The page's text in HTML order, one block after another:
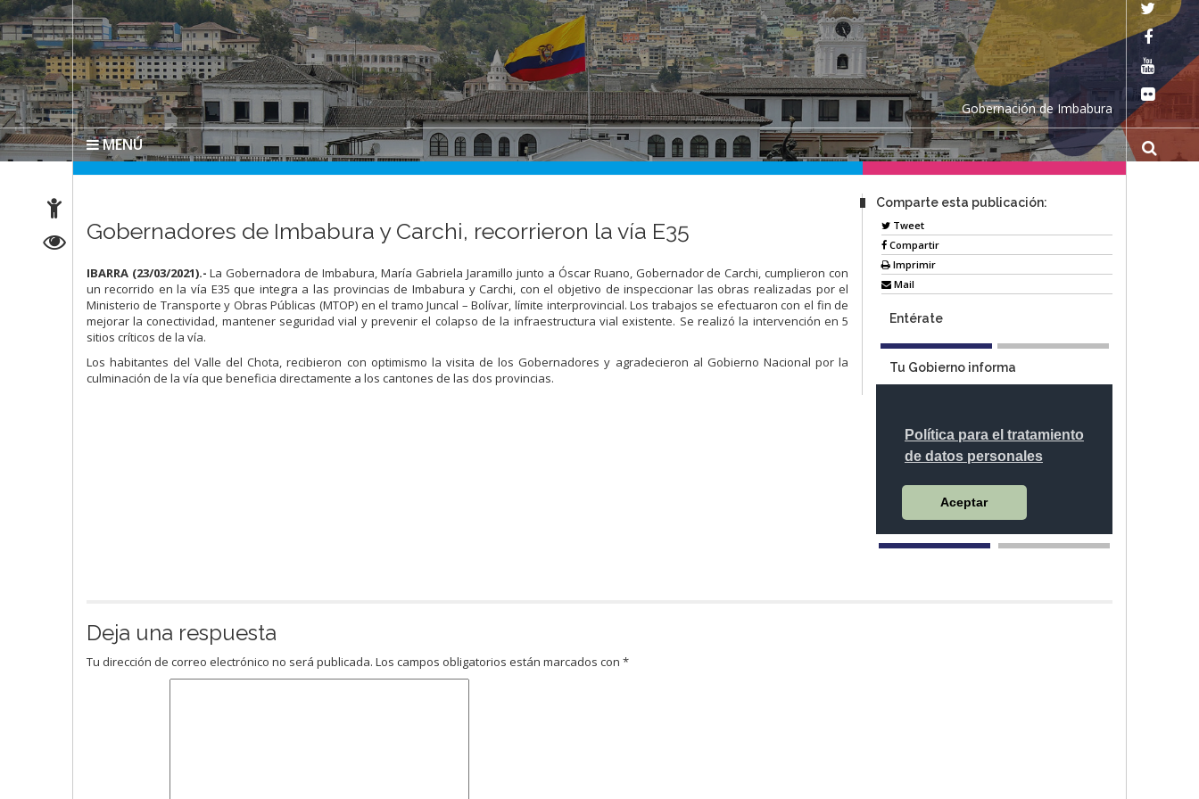
Gobernación de Imbabura
MENÚ
Gobernadores de Imbabura y Carchi, recorrieron la vía E35
IBARRA (23/03/2021).- La Gobernadora de Imbabura, María Gabriela Jaramillo junto a Óscar Ruano, Gobernador de Carchi, cumplieron con
un recorrido en la vía E35 que integra a las provincias de Imbabura y Carchi, con el objetivo de inspeccionar las obras realizadas por el
Ministerio de Transporte y Obras Públicas (MTOP) en el tramo Juncal – Bolívar, límite interprovincial. Los trabajos se efectuaron con el fin de
mejorar la conectividad, mantener seguridad vial y prevenir el colapso de la infraestructura vial existente. Se realizó la intervención en 5
sitios críticos de la vía.
Los habitantes del Valle del Chota, recibieron con optimismo la visita de los Gobernadores y agradecieron al Gobierno Nacional por la
culminación de la vía que beneficia directamente a los cantones de las dos provincias.
Comparte esta publicación:
Tweet
Compartir
Imprimir
Mail
Entérate
Tu Gobierno informa
Deja una respuesta
Tu dirección de correo electrónico no será publicada. Los campos obligatorios están marcados con *